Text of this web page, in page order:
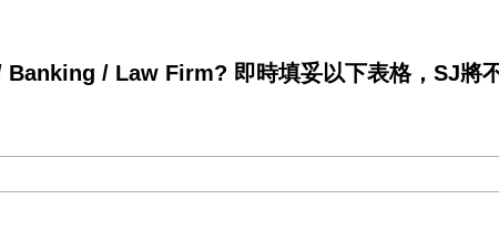
/ Law Firm? 即時填妥以下表格，SJ將